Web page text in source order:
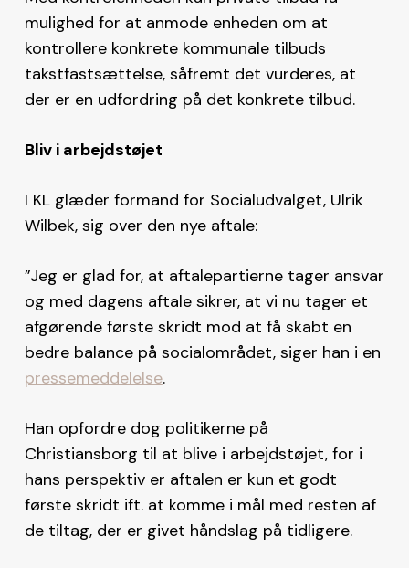
mulighed for at anmode enheden om at
kontrollere konkrete kommunale tilbuds
takstfastsættelse, såfremt det vurderes, at
der er en udfordring på det konkrete tilbud.
Bliv i arbejdstøjet
I KL glæder formand for Socialudvalget, Ulrik
Wilbek, sig over den nye aftale:
”Jeg er glad for, at aftalepartierne tager ansvar
og med dagens aftale sikrer, at vi nu tager et
afgørende første skridt mod at få skabt en
bedre balance på socialområdet, siger han i en
pressemeddelelse.
Han opfordre dog politikerne på
Christiansborg til at blive i arbejdstøjet, for i
hans perspektiv er aftalen er kun et godt
første skridt ift. at komme i mål med resten af
de tiltag, der er givet håndslag på tidligere.